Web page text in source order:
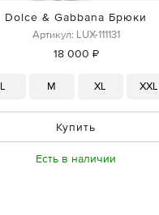
Dolce & Gabbana Брюки
Артикул: LUX-111131
18 000 ₽
L M XL XXL
Купить
Есть в наличии